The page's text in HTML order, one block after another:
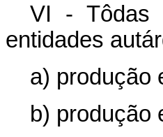
VI - Tôdas
entidades
a) produção
b) produção